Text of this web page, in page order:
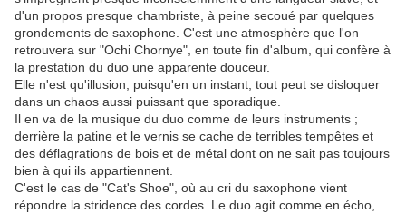
d'un propos presque chambriste, à peine secoué par quelques
grondements de saxophone. C'est une atmosphère que l'on
retrouvera sur "Ochi Chornye", en toute fin d'album, qui confère à
la prestation du duo une apparente douceur.
Elle n'est qu'illusion, puisqu'en un instant, tout peut se disloquer
dans un chaos aussi puissant que sporadique.
Il en va de la musique du duo comme de leurs instruments ;
derrière la patine et le vernis se cache de terribles tempêtes et
des déflagrations de bois et de métal dont on ne sait pas toujours
bien à qui ils appartiennent.
C'est le cas de "Cat's Shoe", où au cri du saxophone vient
répondre la stridence des cordes. Le duo agit comme en écho,